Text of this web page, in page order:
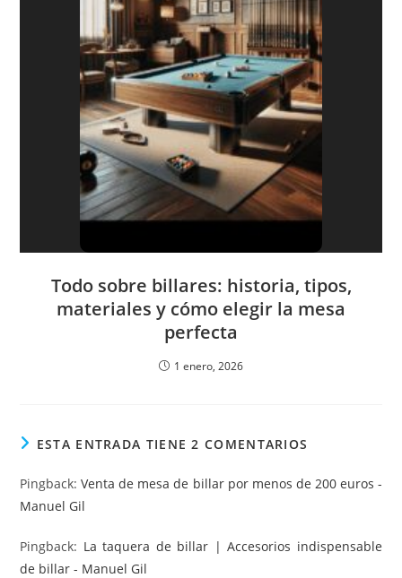
Todo sobre billares: historia, tipos,
materiales y cómo elegir la mesa
perfecta
1 enero, 2026
ESTA ENTRADA TIENE 2 COMENTARIOS
Pingback:Venta de mesa de billar por menos de 200 euros -
Manuel Gil
Pingback: La taquera de billar | Accesorios indispensable
de billar - Manuel Gil